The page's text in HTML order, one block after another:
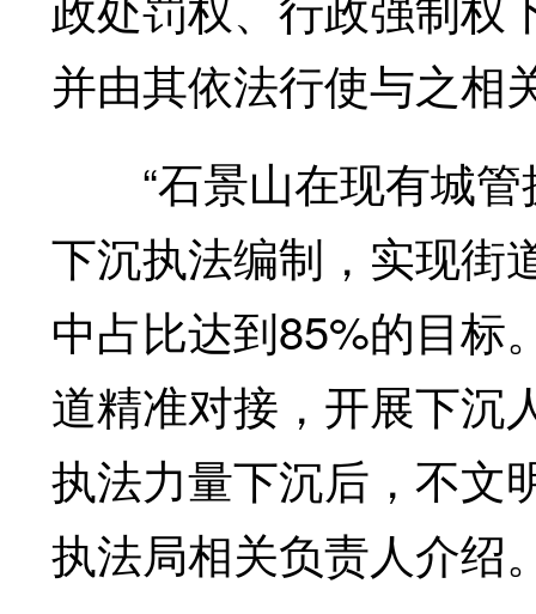
并由其依法行使与之相
“石景山在现有城管
下沉执法编制，实现街
中占比达到85%的目标
道精准对接，开展下沉
执法力量下沉后，不文
执法局相关负责人介绍